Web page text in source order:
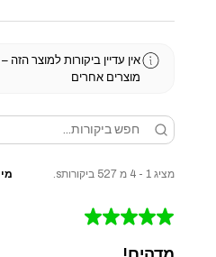
אין עדיין ביקורות למוצר
מוצרים אחרים
מציג 1 - 4 מ 527 ביקורותs.
★
★
★
★
★